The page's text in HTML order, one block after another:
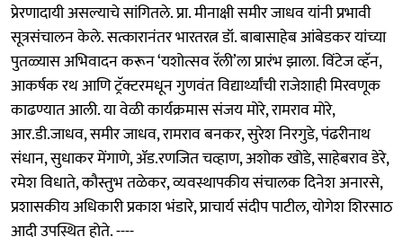
प्रेरणादायी असल्याचे सांगितले. प्रा. मीनाक्षी समीर जाधव यांनी प्रभावी
सूत्रसंचालन केले. सत्कारानंतर भारतरत्न डॉ. बाबासाहेब आंबेडकर यांच्या
पुतळ्यास अभिवादन करून ‘यशोत्सव रॅली’ला प्रारंभ झाला. विंटेज व्हॅन,
आकर्षक रथ आणि ट्रॅक्टरमधून गुणवंत विद्यार्थ्यांची राजेशाही मिरवणूक
काढण्यात आली. या वेळी कार्यक्रमास संजय मोरे, रामराव मोरे,
आर.डी.जाधव, समीर जाधव, रामराव बनकर, सुरेश निरगुडे, पंढरीनाथ
संधान, सुधाकर मेंगाणे, ॲड.रणजित चव्हाण, अशोक खोडे, साहेबराव डेरे,
रमेश विधाते, कौस्तुभ तळेकर, व्यवस्थापकीय संचालक दिनेश अनारसे,
प्रशासकीय अधिकारी प्रकाश भंडारे, प्राचार्य संदीप पाटील, योगेश शिरसाठ
आदी उपस्थित होते. ----